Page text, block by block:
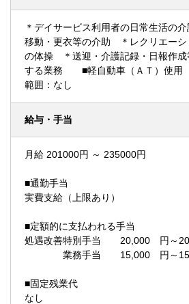
＊デイサービス利用者の日常生活の
移動・更衣等の介助 ＊レクリエーシ
の体操 ＊送迎・介護記録・日報作
する業務 ■軽自動車（ＡＴ）使
範囲：なし
給与・手当
月給 201000円 ～ 235000円
■通勤手当
実費支給（上限あり）
■定額的に支払われる手当
処遇改善特別手当 20,000 円～
業務手当 15,000 円～
■固定残業代
なし